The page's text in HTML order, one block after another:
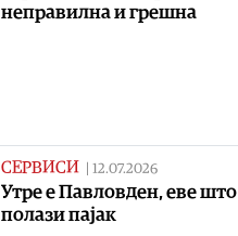
неправилна и грешна
СЕРВИСИ | 12.07.2026
Утре е Павловден, еве што
полази пајак